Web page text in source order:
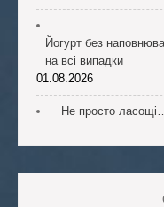
Йогурт без
на всі випадки
01.08.2026
Не просто